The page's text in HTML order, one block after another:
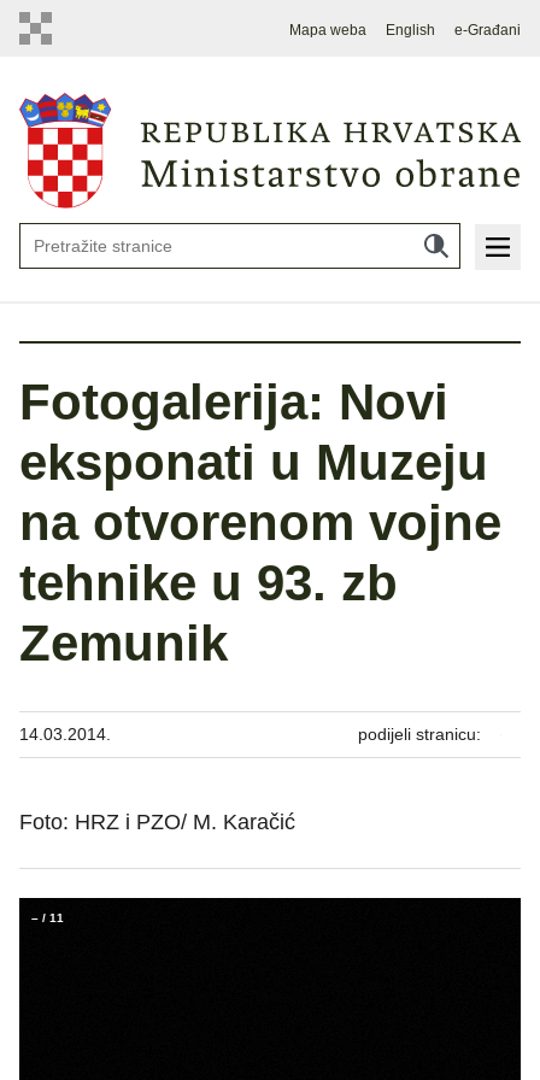
Mapa weba English e-Građani
Fotogalerija: Novi
eksponati u Muzeju
na otvorenom vojne
tehnike u 93. zb
Zemunik
14.03.2014. podijeli stranicu:
Foto: HRZ i PZO/ M. Karačić
– / 11